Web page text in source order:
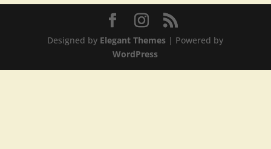
Designed by Elegant Themes | Powered by
WordPress